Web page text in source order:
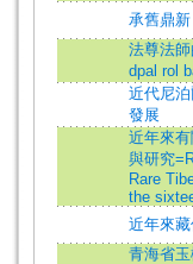
承舊鼎
法尊法
dpal rol
近代尼
發展
近年來
與研究
Rare
the
近年來
青海省